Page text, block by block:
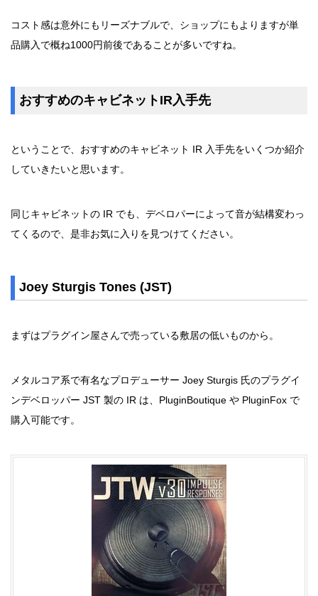
コスト感は意外にもリーズナブルで、ショップにもよりますが単
品購入で概ね1000円前後であることが多いですね。
おすすめのキャビネットIR入手先
ということで、おすすめのキャビネット IR 入手先をいくつか紹介
していきたいと思います。
同じキャビネットの IR でも、デベロパーによって音が結構変わっ
てくるので、是非お気に入りを見つけてください。
Joey Sturgis Tones (JST)
まずはプラグイン屋さんで売っている敷居の低いものから。
メタルコア系で有名なプロデューサー Joey Sturgis 氏のプラグイ
ンデベロッパー JST 製の IR は、PluginBoutique や PluginFox で
購入可能です。